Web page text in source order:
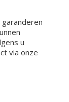
u
via onze